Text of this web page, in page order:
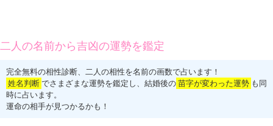
二人の名前から吉凶の運勢を鑑定
完全無料の相性診断、二人の相性を名前の画数で占います！
姓名判断 でさまざまな運勢を鑑定し、結婚後の 苗字が変わった運勢 も同
時に占います。
運命の相手が見つかるかも！